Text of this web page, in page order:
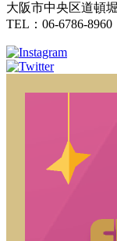
大阪市中央区道頓
TEL：06-6786-8960